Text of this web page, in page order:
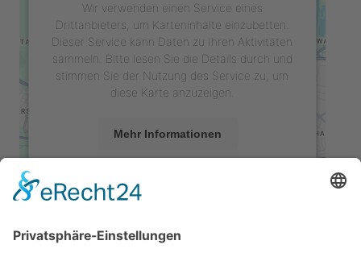
Wir verwenden einen Service eines
Drittanbieters, um Karteninhalte einzubetten.
Dieser Service kann Daten zu Ihren Aktivitäten
sammeln. Bitte lesen Sie die Details durch und
stimmen Sie der Nutzung des Service zu, um
diese Karte anzuzeigen.
Mehr Informationen